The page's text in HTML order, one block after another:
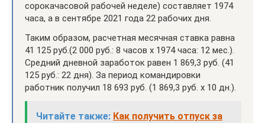
сорокачасовой рабочей неделе) составляет 1974
часа, а в сентябре 2021 года 22 рабочих дня.
Таким образом, расчетная месячная ставка равна
41 125 руб.(2 000 руб.: 8 часов х 1974 часа: 12 мес.).
Средний дневной заработок равен 1 869,3 руб. (41
125 руб.: 22 дня). За период командировки
работник получил 18 693 руб. (1 869,3 руб. х 10 дн.).
Читайте также: Как получить отпуск за